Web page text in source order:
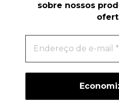
sobre nossos